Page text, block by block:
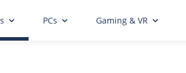
PCs Gaming & VR